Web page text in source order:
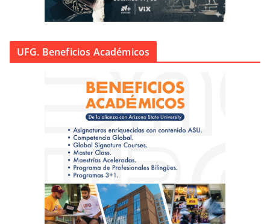
UFG. Beneficios Académicos